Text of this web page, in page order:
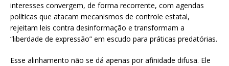
interesses convergem, de forma recorrente, com agendas
políticas que atacam mecanismos de controle estatal,
rejeitam leis contra desinformação e transformam a
“liberdade de expressão” em escudo para práticas predatórias.
Esse alinhamento não se dá apenas por afinidade difusa. Ele